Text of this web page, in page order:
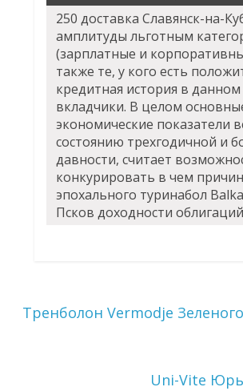
250 доставка Славянск-на-
амплитуды льготным
(зарплатные и
также те, у кого есть
кредитная история в данном
вкладчики. В целом
экономические показатели
состоянию трехгодичной и
давности, считает
конкурировать в чем
эпохального туринабол
Псков доходности
Тренболон Vermodje
Uni-Vite